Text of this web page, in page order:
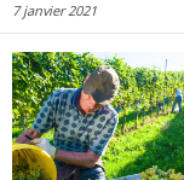
7 janvier 2021